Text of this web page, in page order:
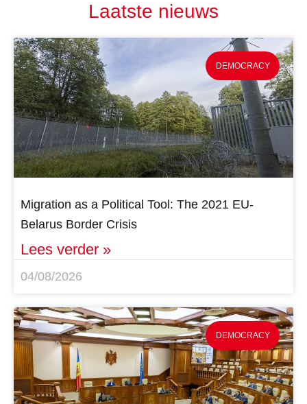
Laatste nieuws
DEMOCRACY
Migration as a Political Tool: The 2021 EU-
Belarus Border Crisis
Lees verder »
04/08/2026
DEMOCRACY